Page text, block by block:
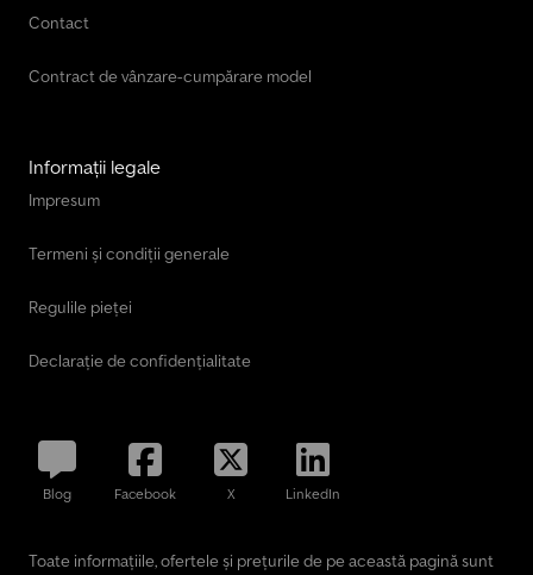
Contact
Contract de vânzare-cumpărare model
Informații legale
Impresum
Termeni și condiții generale
Regulile pieței
Declarație de confidențialitate
Blog Facebook X LinkedIn
Toate informațiile, ofertele și prețurile de pe această pagină sunt